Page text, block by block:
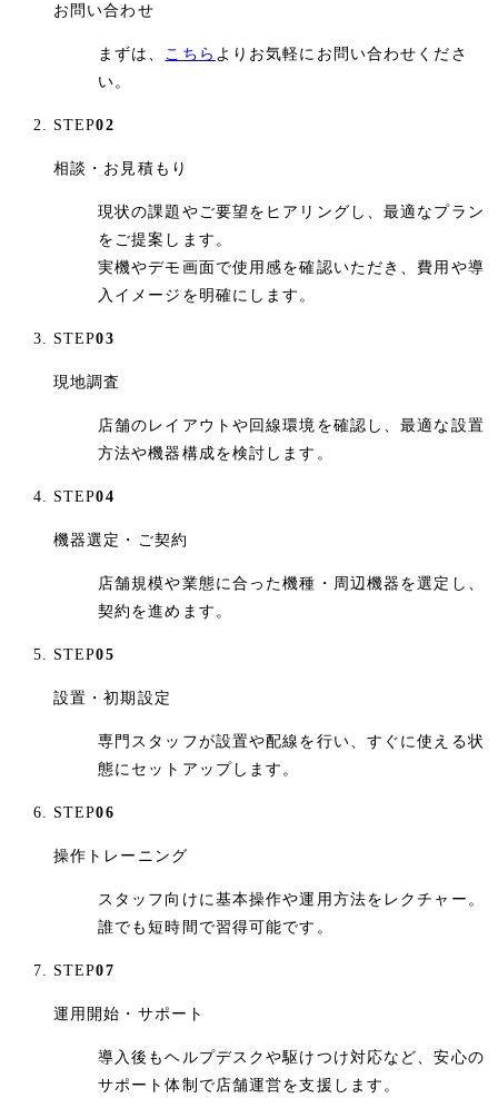
お問い合わせ
まずは、 こちら よりお気軽にお問い合わせくださ
い。
STEP02
相談・お見積もり
現状の課題やご要望をヒアリングし、最適なプラン
をご提案します。
実機やデモ画面で使用感を確認いただき、費用や導
入イメージを明確にします。
STEP03
現地調査
店舗のレイアウトや回線環境を確認し、最適な設置
方法や機器構成を検討します。
STEP04
機器選定・ご契約
店舗規模や業態に合った機種・周辺機器を選定し、
契約を進めます。
STEP05
設置・初期設定
専門スタッフが設置や配線を行い、すぐに使える状
態にセットアップします。
STEP06
操作トレーニング
スタッフ向けに基本操作や運用方法をレクチャー。
誰でも短時間で習得可能です。
STEP07
運用開始・サポート
導入後もヘルプデスクや駆けつけ対応など、安心の
サポート体制で店舗運営を支援します。